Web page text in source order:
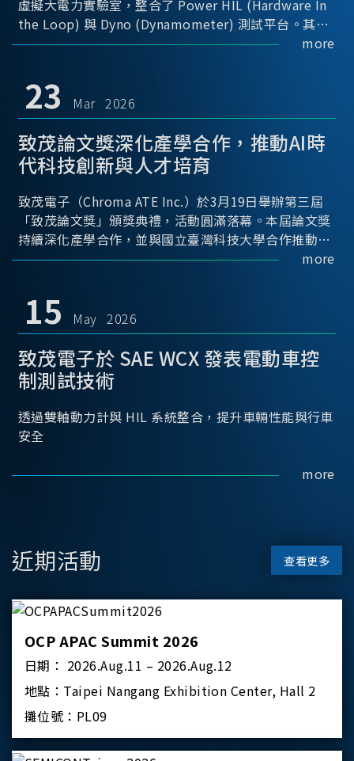
虛擬大電力實驗室，整合了 Power HIL (Hardware In
the Loop) 與 Dyno (Dynamometer) 測試平台。其中
Power HIL 建立OBC (Onboard Charger) 與 DC/DC轉
馬達待測物重現車輛行駛時的負載工況...
more
23 Mar 2026
致茂論文獎深化產學合作，推動AI時
代科技創新與人才培育
致茂電子（Chroma ATE Inc.）於3月19日舉辦第三屆
「致茂論文獎」頒獎典禮，活動圓滿落幕。本屆論文獎
持續深化產學合作，並與國立臺灣科技大學合作推動，
透過建立與產業需求緊密連結的交流平台，促進學術研
育。
more
15 May 2026
致茂電子於 SAE WCX 發表電動車控
制測試技術
透過雙軸動力計與 HIL 系統整合，提升車輛性能與行車
安全
more
近期活動 查看更多
OCP APAC Summit 2026
日期： 2026.Aug.11 – 2026.Aug.12
地點： Taipei Nangang Exhibition Center, Hall 2
攤位號： PL09